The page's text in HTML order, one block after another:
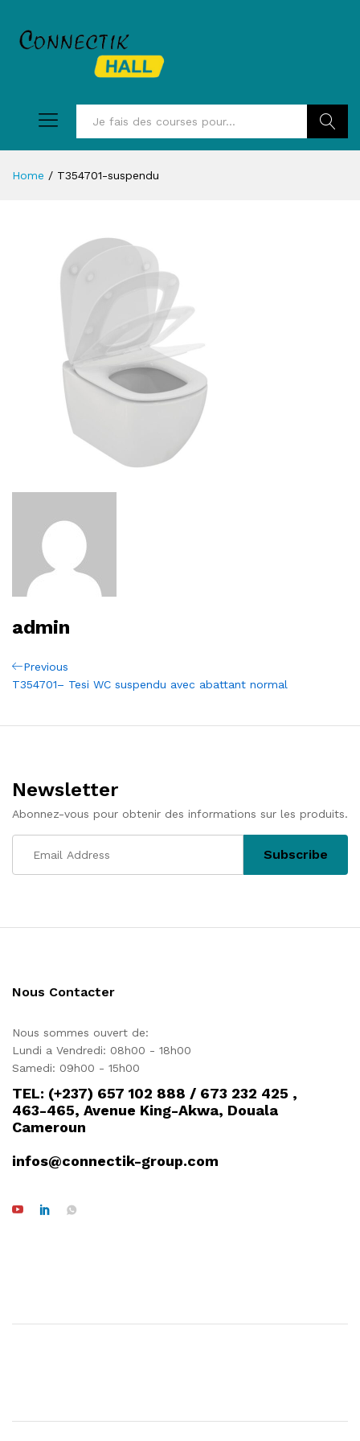
Home / T354701-suspendu
admin
Navigation
l’article
Previous
Post
Previous
T354701– Tesi WC suspendu avec abattant normal
Newsletter
Abonnez-vous pour obtenir des informations sur les produits.
Nous Contacter
Nous sommes ouvert de:
Lundi a Vendredi: 08h00 - 18h00
Samedi: 09h00 - 15h00
TEL: (+237) 657 102 888 / 673 232 425 ,
463-465, Avenue King-Akwa, Douala
Cameroun
infos@connectik-group.com